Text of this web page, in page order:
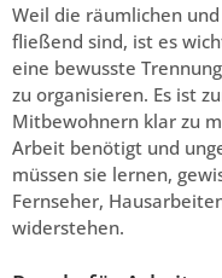
Weil die räumlichen
fließend sind, ist es
eine bewusste
zu organisieren. Es ist
Mitbewohnern klar zu
Arbeit benötigt und
müssen sie lernen,
Fernseher,
widerstehen.